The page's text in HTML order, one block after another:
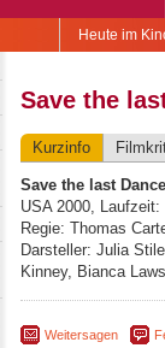
Heute im
Save the
Kurzinfo
Save the last Dance
USA 2000,
Regie: Thomas
Darsteller: Julia
Kinney, Bianca
Weitersagen